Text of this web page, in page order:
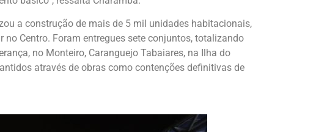
a construção de mais de 5 mil unidades habitacionais,
Centro. Foram entregues sete conjuntos, totalizando
no Monteiro, Caranguejo Tabaiares, na Ilha do
através de obras como contenções definitivas de